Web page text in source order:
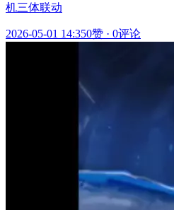
机三体联动
2026-05-01 14:350赞 · 0评论